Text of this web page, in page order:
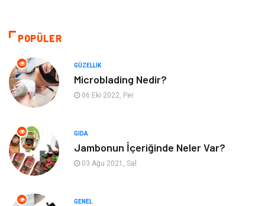
Sağlıklı Yaşam
Yeme İçme
Organizasyon
Moda
Emlak Spor
POPÜLER
GÜZELLIK
Microblading Nedir?
06 Eki 2022, Per
GIDA
Jambonun İçeriğinde Neler Var?
03 Ağu 2021, Sal
GENEL